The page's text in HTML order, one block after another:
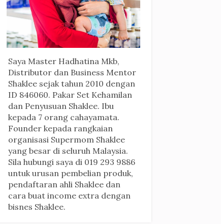
Saya Master Hadhatina Mkb,
Distributor dan Business Mentor
Shaklee sejak tahun 2010 dengan
ID 846060. Pakar Set Kehamilan
dan Penyusuan Shaklee. Ibu
kepada 7 orang cahayamata.
Founder kepada rangkaian
organisasi Supermom Shaklee
yang besar di seluruh Malaysia.
Sila hubungi saya di 019 293 9886
untuk urusan pembelian produk,
pendaftaran ahli Shaklee dan
cara buat income extra dengan
bisnes Shaklee.